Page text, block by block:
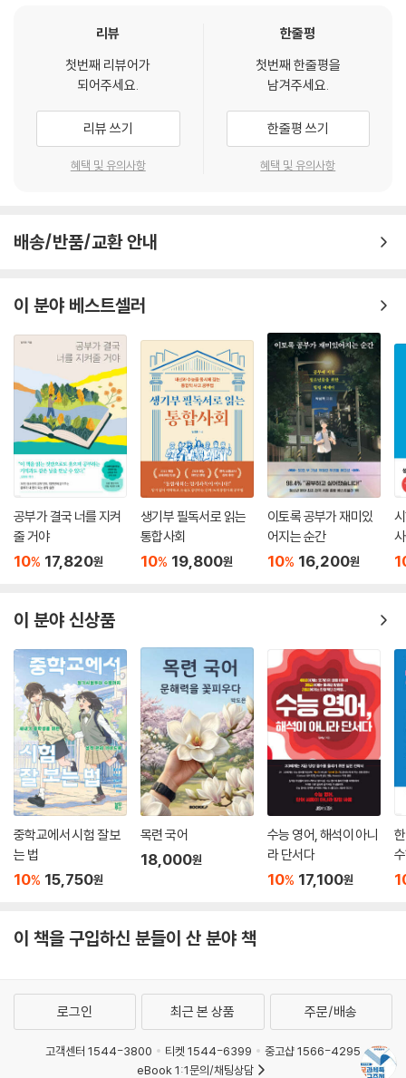
리뷰
첫번째 리뷰어가
되어주세요.
리뷰 쓰기
혜택 및 유의사항
한줄평
첫번째 한줄평을
남겨주세요.
한줄평 쓰기
혜택 및 유의사항
배송/반품/교환 안내
이 분야 베스트셀러
공부가 결국 너를 지켜
줄 거야
10% 17,820원
생기부 필독서로 읽는
통합사회
10% 19,800원
이토록 공부가 재미있
어지는 순간
10% 16,200원
이 분야 신상품
중학교에서 시험 잘 보
는 법
10% 15,750원
목련 국어
18,000원
수능 영어, 해석이 아니
라 단서다
10% 17,100원
이 책을 구입하신 분들이 산 분야 책
로그인 최근 본 상품 주문/배송
고객센터 1544-3800 티켓 1544-6399
중고샵 1566-4295
eBook 1:1문의/채팅상담